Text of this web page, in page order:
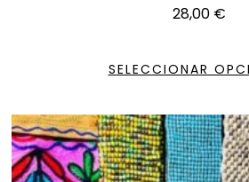
28,00 €
SELECCIONAR